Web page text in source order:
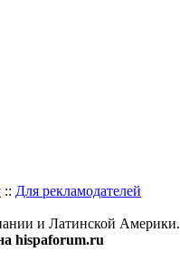
:: Для рекламодателей
и Латинской Америки.
hispaforum.ru